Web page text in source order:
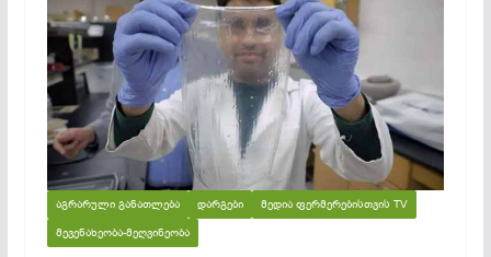
ᲐᲒᲠᲐᲠᲣᲚᲘ ᲒᲐᲜᲐᲗᲚᲔᲑᲐ ᲓᲐᲠᲒᲔᲑᲘ
ᲛᲔᲓᲘᲐ ᲤᲔᲠᲛᲔᲠᲔᲑᲘᲡᲗᲕᲘᲡ TV
ᲛᲔᲕᲔᲜᲐᲮᲔᲝᲑᲐ-ᲛᲔᲦᲕᲘᲜᲔᲝᲑᲐ